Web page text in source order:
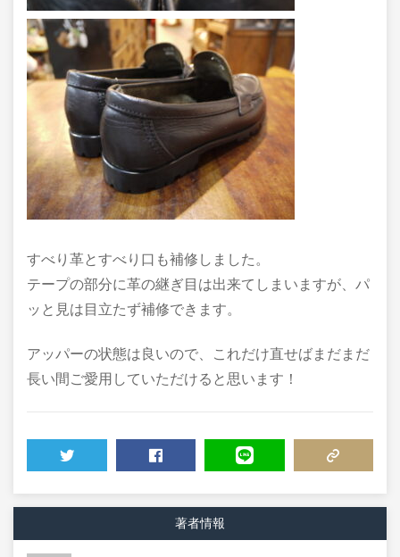
すべり革とすべり口も補修しました。
テープの部分に革の継ぎ目は出来てしまいますが、パ
ッと見は目立たず補修できます。
アッパーの状態は良いので、これだけ直せばまだまだ
長い間ご愛用していただけると思います！
著者情報